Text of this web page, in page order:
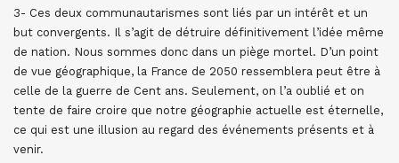
3- Ces deux communautarismes sont liés par un intérêt et un
but convergents. Il s’agit de détruire définitivement l’idée même
de nation. Nous sommes donc dans un piège mortel. D’un point
de vue géographique, la France de 2050 ressemblera peut être à
celle de la guerre de Cent ans. Seulement, on l’a oublié et on
tente de faire croire que notre géographie actuelle est éternelle,
ce qui est une illusion au regard des événements présents et à
venir.